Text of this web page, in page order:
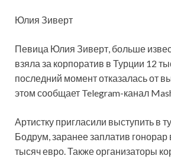
Юлия Зиверт
Певица Юлия Зиверт, больше
взяла за корпоратив в Турции 12
последний момент отказалась от
этом сообщает Telegram-канал
Артистку пригласили выступить в
Бодрум, заранее заплатив гонорар
тысяч евро. Также организаторы